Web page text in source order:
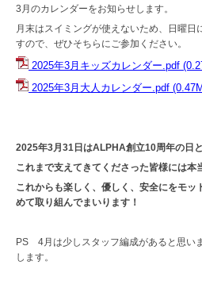
3月のカレンダーをお知らせします。
月末はスイミングが使えないため、日曜日
すので、ぜひそちらにご参加ください。
2025年3月キッズカレンダー.pdf
2025年3月大人カレンダー.pdf
2025年3月31日はALPHA創立10周年の日と
これまで支えてきてくださった皆様には本
これからも楽しく、優しく、安全にをモッ
めて取り組んでまいります！
PS 4月は少しスタッフ編成があると思い
します。